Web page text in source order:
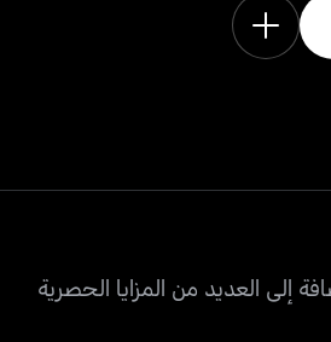
إلى العديد من المزايا الحصرية